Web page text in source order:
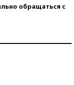
обращаться с